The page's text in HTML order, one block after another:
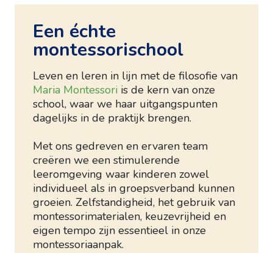
Een échte
montessorischool
Leven en leren in lijn met de filosofie van
Maria Montessori is de kern van onze
school, waar we haar uitgangspunten
dagelijks in de praktijk brengen.
Met ons gedreven en ervaren team
creëren we een stimulerende
leeromgeving waar kinderen zowel
individueel als in groepsverband kunnen
groeien. Zelfstandigheid, het gebruik van
montessorimaterialen, keuzevrijheid en
eigen tempo zijn essentieel in onze
montessoriaanpak.